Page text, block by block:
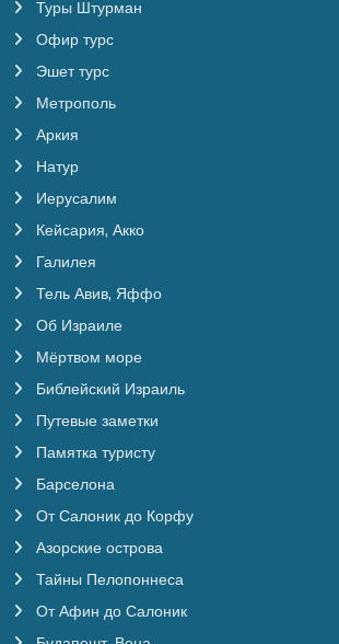
Туры Штурман
Офир турс
Эшет турс
Метрополь
Аркия
Натур
Иерусалим
Кейсария, Акко
Галилея
Тель Авив, Яффо
Об Израиле
Мёртвом море
Библейский Израиль
Путевые заметки
Памятка туристу
Барселона
От Салоник до Корфу
Азорские острова
Тайны Пелопоннеса
От Афин до Салоник